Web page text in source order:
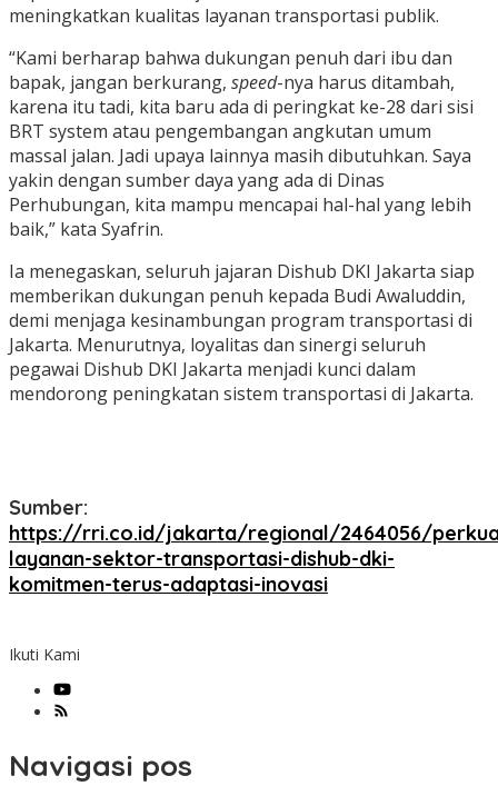
meningkatkan kualitas layanan transportasi publik.
“Kami berharap bahwa dukungan penuh dari ibu dan
bapak, jangan berkurang, speed-nya harus ditambah,
karena itu tadi, kita baru ada di peringkat ke-28 dari sisi
BRT system atau pengembangan angkutan umum
massal jalan. Jadi upaya lainnya masih dibutuhkan. Saya
yakin dengan sumber daya yang ada di Dinas
Perhubungan, kita mampu mencapai hal-hal yang lebih
baik,” kata Syafrin.
Ia menegaskan, seluruh jajaran Dishub DKI Jakarta siap
memberikan dukungan penuh kepada Budi Awaluddin,
demi menjaga kesinambungan program transportasi di
Jakarta. Menurutnya, loyalitas dan sinergi seluruh
pegawai Dishub DKI Jakarta menjadi kunci dalam
mendorong peningkatan sistem transportasi di Jakarta.
Sumber:
https://rri.co.id/jakarta/regional/2464056/
layanan-sektor-transportasi-dishub-dki-
komitmen-terus-adaptasi-inovasi
Ikuti Kami
Navigasi pos